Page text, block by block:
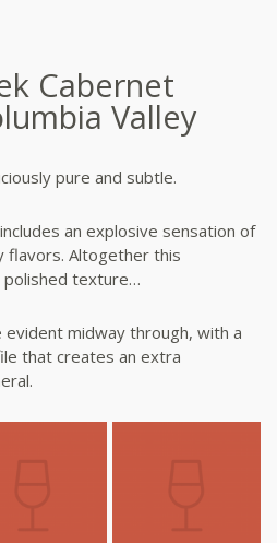
Cabernet
Valley
pure and subtle.
an explosive sensation of
flavors. Altogether this
polished texture…
midway through, with a
that creates an extra